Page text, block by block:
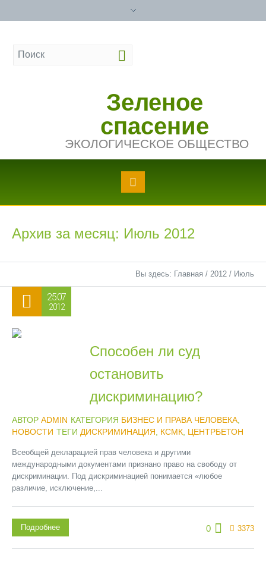
Зеленое
спасение
ЭКОЛОГИЧЕСКОЕ ОБЩЕСТВО
Архив за месяц: Июль 2012
Вы здесь: Главная / 2012 / Июль
25.07
2012
Способен ли суд
остановить
дискриминацию?
АВТОР ADMIN КАТЕГОРИЯ БИЗНЕС И ПРАВА ЧЕЛОВЕКА
НОВОСТИ ТЕГИ ДИСКРИМИНАЦИЯ КСМК ЦЕНТРБЕТОН
Всеобщей декларацией прав человека и другими
международными документами признано право на свободу от
дискриминации. Под дискриминацией понимается «любое
различие, исключение,...
0 3373
Подробнее